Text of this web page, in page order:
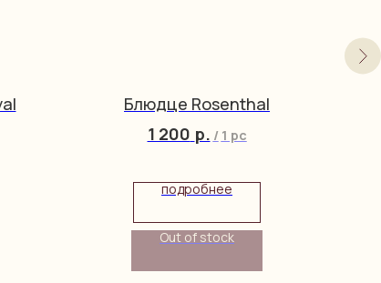
Блюдце Rosenthal
1 200 р. / 1 pc
подробнее
Out of stock